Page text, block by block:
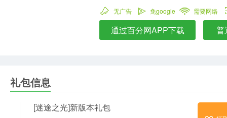
无广告 免google 需要网络
通过百分网APP下载 普
礼包信息
[迷途之光]新版本礼包